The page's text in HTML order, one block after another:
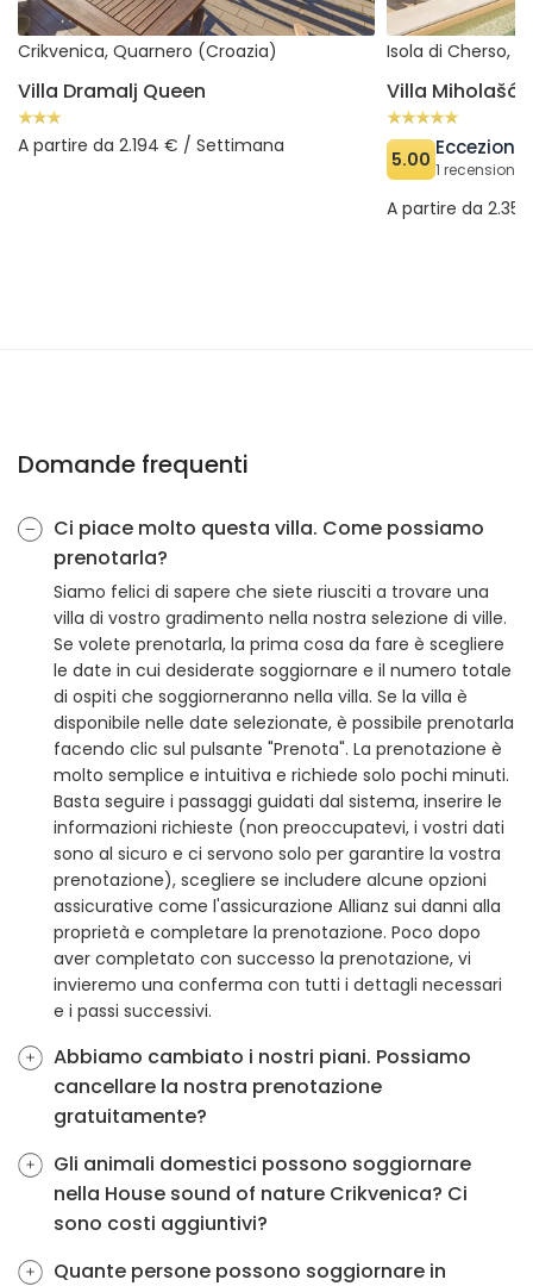
Crikvenica, Quarnero (Croazia)
Villa Dramalj Queen
A partire da 2.194 € / Settimana
Villa
5.00 1 recensioni
A partire da
Domande frequenti
Ci piace molto questa villa. Come possiamo
prenotarla?
Siamo felici di sapere che siete riusciti a trovare una
villa di vostro gradimento nella nostra selezione di ville.
Se volete prenotarla, la prima cosa da fare è scegliere
le date in cui desiderate soggiornare e il numero totale
di ospiti che soggiorneranno nella villa. Se la villa è
disponibile nelle date selezionate, è possibile prenotarla
facendo clic sul pulsante "Prenota". La prenotazione è
molto semplice e intuitiva e richiede solo pochi minuti.
Basta seguire i passaggi guidati dal sistema, inserire le
informazioni richieste (non preoccupatevi, i vostri dati
sono al sicuro e ci servono solo per garantire la vostra
prenotazione), scegliere se includere alcune opzioni
assicurative come l'assicurazione Allianz sui danni alla
proprietà e completare la prenotazione. Poco dopo
aver completato con successo la prenotazione, vi
invieremo una conferma con tutti i dettagli necessari
e i passi successivi.
Abbiamo cambiato i nostri piani. Possiamo
cancellare la nostra prenotazione
gratuitamente?
Gli animali domestici possono soggiornare
nella House sound of nature Crikvenica? Ci
sono costi aggiuntivi?
Quante persone possono soggiornare in